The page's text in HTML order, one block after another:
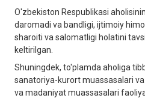
O'zbekiston Respublikasi
daromadi va bandligi, ijtimoiy
sharoiti va salomatligi holatini
keltirilgan.
Shuningdek, to'plamda aholiga
sanatoriya-kurort muassasalari
va madaniyat muassasalari